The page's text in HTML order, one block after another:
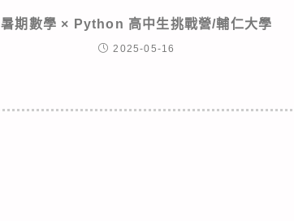
暑期數學 × Python 高中生挑戰營/輔仁大學
2025-05-16